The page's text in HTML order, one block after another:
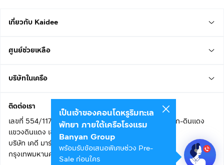
เกี่ยวกับ Kaidee
ศูนย์ช่วยเหลือ
บริษัทในเครือ
ติดต่อเรา
เลขที่ 554/117 อาคารสกายไนน์ เซ็นเตอร์ ชั้น 22 ถนนอโศก-ดินแดง
แขวงดินแดง เขตดินแดง
บริษัท เคดี มาร์เก็ตเพลส จำกัด (สำนักงานใหญ่)
กรุงเทพมหานคร 10400
เป็นเจ้าของคอนโดหรูริมทะเล
พัทยา ภายใต้เครือโรงแรม
Banyan Group
พร้อมรับข้อเสนอพิเศษช่วง Pre-
Sale ก่อนใคร